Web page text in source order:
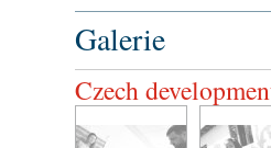
Galerie
Czech